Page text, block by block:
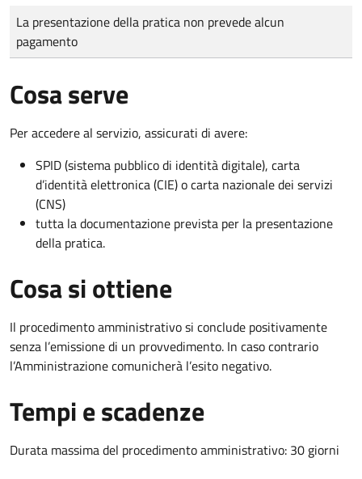
Tipo di pagamento
Importo
La presentazione della pratica non prevede alcun
pagamento
Cosa serve
Per accedere al servizio, assicurati di avere:
SPID (sistema pubblico di identità digitale), carta
d’identità elettronica (CIE) o carta nazionale dei servizi
(CNS)
tutta la documentazione prevista per la presentazione
della pratica.
Cosa si ottiene
Il procedimento amministrativo si conclude positivamente
senza l’emissione di un provvedimento. In caso contrario
l’Amministrazione comunicherà l’esito negativo.
Tempi e scadenze
Durata massima del procedimento amministrativo: 30 giorni